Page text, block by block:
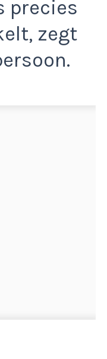
precies
zegt